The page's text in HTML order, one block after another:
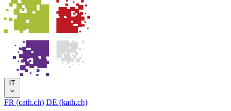
IT
FR (cath.ch) DE (kath.ch)